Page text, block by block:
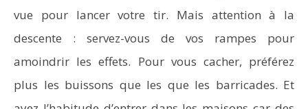
vue pour lancer votre tir. Mais attention à la
descente : servez-vous de vos rampes pour
amoindrir les effets. Pour vous cacher, préférez
plus les buissons que les que les barricades. Et